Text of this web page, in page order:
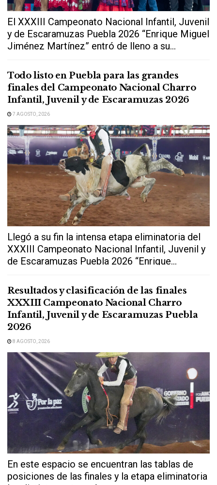
El XXXIII Campeonato Nacional Infantil, Juvenil
y de Escaramuzas Puebla 2026 “Enrique Miguel
Jiménez Martínez” entró de lleno a su...
Todo listo en Puebla para las grandes
finales del Campeonato Nacional Charro
Infantil, Juvenil y de Escaramuzas 2026
7 AGOSTO, 2026
Llegó a su fin la intensa etapa eliminatoria del
XXXIII Campeonato Nacional Infantil, Juvenil y
de Escaramuzas Puebla 2026 “Enrique...
Resultados y clasificación de las finales
XXXIII Campeonato Nacional Charro
Infantil, Juvenil y de Escaramuzas Puebla
2026
8 AGOSTO, 2026
En este espacio se encuentran las tablas de
posiciones de las finales y la etapa eliminatoria